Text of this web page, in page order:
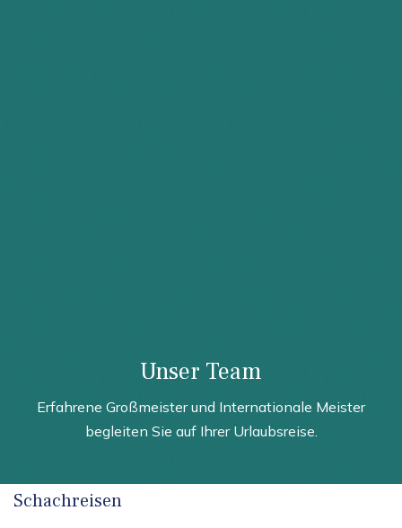
Unser Team
Erfahrene Großmeister und Internationale Meister
begleiten Sie auf Ihrer Urlaubsreise.
Schachreisen